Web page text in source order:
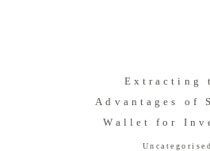
Extracting
Advantages of
Wallet for
Uncategorised